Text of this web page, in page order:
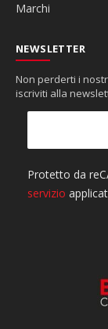
Marchi
NEWSLETTER
Non perderti i
iscriviti alla